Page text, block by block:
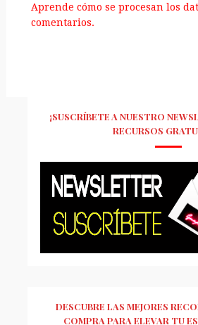
Aprende cómo se procesan los
comentarios.
¡SUSCRÍBETE A NUESTRO
RECURSOS
DESCUBRE LAS MEJORES
COMPRA PARA ELEVAR TU